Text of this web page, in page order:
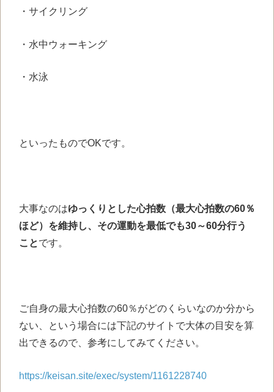
・サイクリング
・水中ウォーキング
・水泳
といったものでOKです。
大事なのはゆっくりとした心拍数（最大心拍数の60％
ほど）を維持し、その運動を最低でも30～60分行う
ことです。
ご自身の最大心拍数の60％がどのくらいなのか分から
ない、という場合には下記のサイトで大体の目安を算
出できるので、参考にしてみてください。
https://keisan.site/exec/system/1161228740